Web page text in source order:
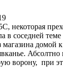
некоторая
в соседней
магазина домой
ворону, при